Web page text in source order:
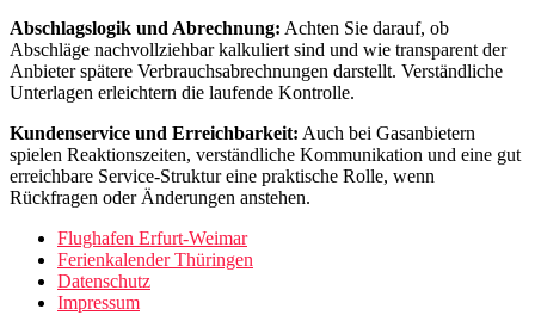
Abschlagslogik und Abrechnung: Achten Sie darauf, ob
Abschläge nachvollziehbar kalkuliert sind und wie transparent der
Anbieter spätere Verbrauchsabrechnungen darstellt. Verständliche
Unterlagen erleichtern die laufende Kontrolle.
Kundenservice und Erreichbarkeit: Auch bei Gasanbietern
spielen Reaktionszeiten, verständliche Kommunikation und eine gut
erreichbare Service-Struktur eine praktische Rolle, wenn
Rückfragen oder Änderungen anstehen.
Flughafen Erfurt-Weimar
Ferienkalender Thüringen
Datenschutz
Impressum